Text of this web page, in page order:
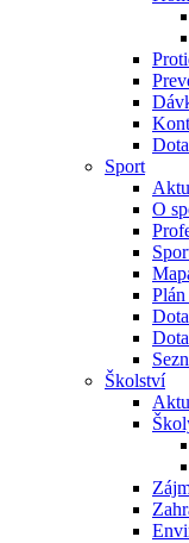
Sport
O
Školství